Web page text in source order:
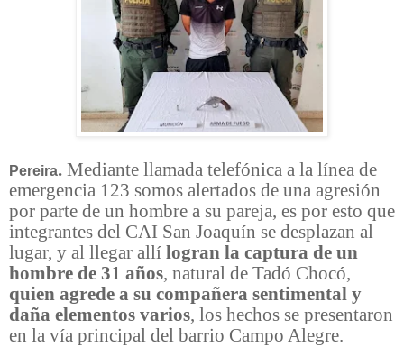
Pereira. Mediante llamada telefónica a la línea de
emergencia 123 somos alertados de una agresión
por parte de un hombre a su pareja, es por esto que
integrantes del CAI San Joaquín se desplazan al
lugar, y al llegar allí logran la captura de un
hombre de 31 años, natural de Tadó Chocó,
quien agrede a su compañera sentimental y
daña elementos varios, los hechos se presentaron
en la vía principal del barrio Campo Alegre.